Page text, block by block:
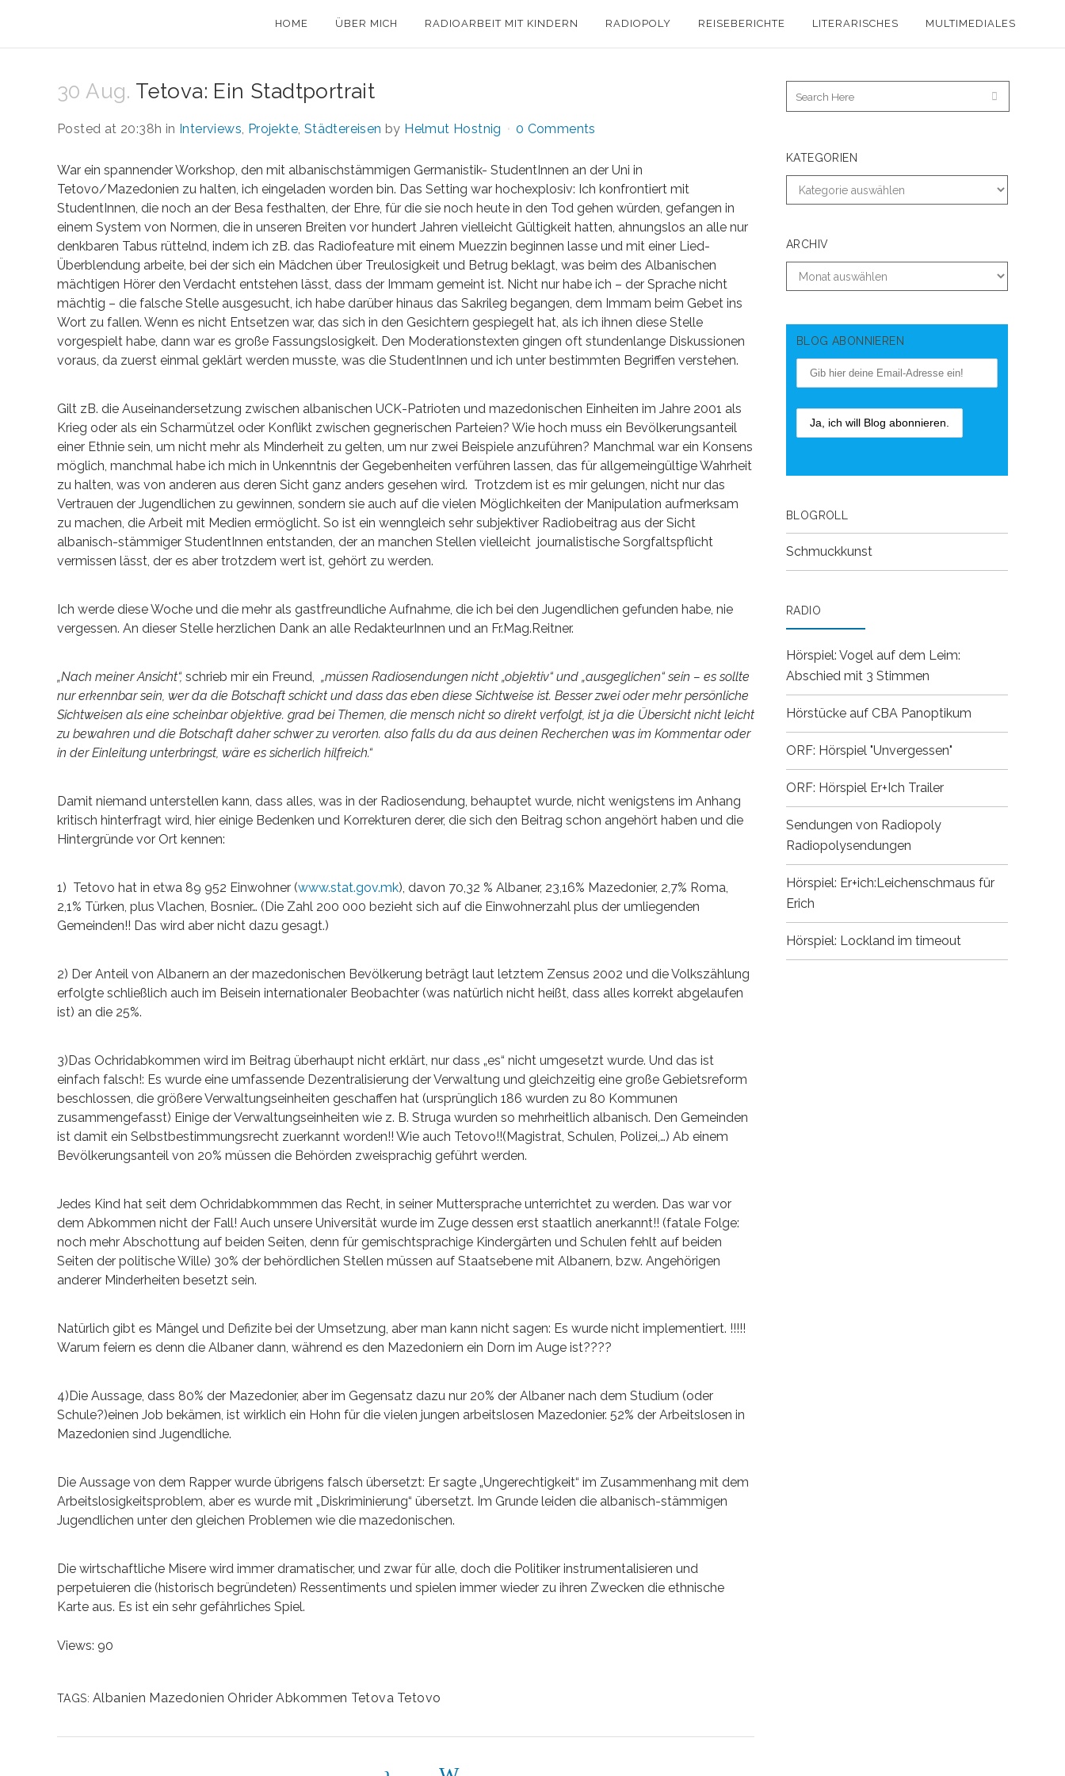
HOME ÜBER MICH RADIOARBEIT MIT KINDERN RADIOPOLY REISEBERICHTE LITERARISCHES MULTIMEDIALES
30 Aug. Tetova: Ein Stadtportrait
Posted at 20:38h in Interviews, Projekte, Städtereisen by Helmut Hostnig 0 Comments
War ein spannender Workshop, den mit albanischstämmigen Germanistik- StudentInnen an der Uni in
Tetovo/Mazedonien zu halten, ich eingeladen worden bin. Das Setting war hochexplosiv: Ich konfrontiert mit
StudentInnen, die noch an der Besa festhalten, der Ehre, für die sie noch heute in den Tod gehen würden, gefangen in
einem System von Normen, die in unseren Breiten vor hundert Jahren vielleicht Gültigkeit hatten, ahnungslos an alle nur
denkbaren Tabus rüttelnd, indem ich zB. das Radiofeature mit einem Muezzin beginnen lasse und mit einer Lied-
Überblendung arbeite, bei der sich ein Mädchen über Treulosigkeit und Betrug beklagt, was beim des Albanischen
mächtigen Hörer den Verdacht entstehen lässt, dass der Immam gemeint ist. Nicht nur habe ich – der Sprache nicht
mächtig – die falsche Stelle ausgesucht, ich habe darüber hinaus das Sakrileg begangen, dem Immam beim Gebet ins
Wort zu fallen. Wenn es nicht Entsetzen war, das sich in den Gesichtern gespiegelt hat, als ich ihnen diese Stelle
vorgespielt habe, dann war es große Fassungslosigkeit. Den Moderationstexten gingen oft stundenlange Diskussionen
voraus, da zuerst einmal geklärt werden musste, was die StudentInnen und ich unter bestimmten Begriffen verstehen.
Gilt zB. die Auseinandersetzung zwischen albanischen UCK-Patrioten und mazedonischen Einheiten im Jahre 2001 als
Krieg oder als ein Scharmützel oder Konflikt zwischen gegnerischen Parteien? Wie hoch muss ein Bevölkerungsanteil
einer Ethnie sein, um nicht mehr als Minderheit zu gelten, um nur zwei Beispiele anzuführen? Manchmal war ein Konsens
möglich, manchmal habe ich mich in Unkenntnis der Gegebenheiten verführen lassen, das für allgemeingültige Wahrheit
zu halten, was von anderen aus deren Sicht ganz anders gesehen wird. Trotzdem ist es mir gelungen, nicht nur das
Vertrauen der Jugendlichen zu gewinnen, sondern sie auch auf die vielen Möglichkeiten der Manipulation aufmerksam
zu machen, die Arbeit mit Medien ermöglicht. So ist ein wenngleich sehr subjektiver Radiobeitrag aus der Sicht
albanisch-stämmiger StudentInnen entstanden, der an manchen Stellen vielleicht journalistische Sorgfaltspflicht
vermissen lässt, der es aber trotzdem wert ist, gehört zu werden.
Ich werde diese Woche und die mehr als gastfreundliche Aufnahme, die ich bei den Jugendlichen gefunden habe, nie
vergessen. An dieser Stelle herzlichen Dank an alle RedakteurInnen und an Fr.Mag.Reitner.
„Nach meiner Ansicht“, schrieb mir ein Freund, „müssen Radiosendungen nicht „objektiv“ und „ausgeglichen“ sein – es sollte
nur erkennbar sein, wer da die Botschaft schickt und dass das eben diese Sichtweise ist. Besser zwei oder mehr persönliche
Sichtweisen als eine scheinbar objektive. grad bei Themen, die mensch nicht so direkt verfolgt, ist ja die Übersicht nicht leicht
zu bewahren und die Botschaft daher schwer zu verorten. also falls du da aus deinen Recherchen was im Kommentar oder
in der Einleitung unterbringst, wäre es sicherlich hilfreich.“
Damit niemand unterstellen kann, dass alles, was in der Radiosendung, behauptet wurde, nicht wenigstens im Anhang
kritisch hinterfragt wird, hier einige Bedenken und Korrekturen derer, die sich den Beitrag schon angehört haben und die
Hintergründe vor Ort kennen:
1) Tetovo hat in etwa 89 952 Einwohner (www.stat.gov.mk), davon 70,32 % Albaner, 23,16% Mazedonier, 2,7% Roma,
2,1% Türken, plus Vlachen, Bosnier… (Die Zahl 200 000 bezieht sich auf die Einwohnerzahl plus der umliegenden
Gemeinden!! Das wird aber nicht dazu gesagt.)
2) Der Anteil von Albanern an der mazedonischen Bevölkerung beträgt laut letztem Zensus 2002 und die Volkszählung
erfolgte schließlich auch im Beisein internationaler Beobachter (was natürlich nicht heißt, dass alles korrekt abgelaufen
ist) an die 25%.
3)Das Ochridabkommen wird im Beitrag überhaupt nicht erklärt, nur dass „es“ nicht umgesetzt wurde. Und das ist
einfach falsch!: Es wurde eine umfassende Dezentralisierung der Verwaltung und gleichzeitig eine große Gebietsreform
beschlossen, die größere Verwaltungseinheiten geschaffen hat (ursprünglich 186 wurden zu 80 Kommunen
zusammengefasst) Einige der Verwaltungseinheiten wie z. B. Struga wurden so mehrheitlich albanisch. Den Gemeinden
ist damit ein Selbstbestimmungsrecht zuerkannt worden!! Wie auch Tetovo!!(Magistrat, Schulen, Polizei,…) Ab einem
Bevölkerungsanteil von 20% müssen die Behörden zweisprachig geführt werden.
Jedes Kind hat seit dem Ochridabkommmen das Recht, in seiner Muttersprache unterrichtet zu werden. Das war vor
dem Abkommen nicht der Fall! Auch unsere Universität wurde im Zuge dessen erst staatlich anerkannt!! (fatale Folge:
noch mehr Abschottung auf beiden Seiten, denn für gemischtsprachige Kindergärten und Schulen fehlt auf beiden
Seiten der politische Wille) 30% der behördlichen Stellen müssen auf Staatsebene mit Albanern, bzw. Angehörigen
anderer Minderheiten besetzt sein.
Natürlich gibt es Mängel und Defizite bei der Umsetzung, aber man kann nicht sagen: Es wurde nicht implementiert. !!!!!
Warum feiern es denn die Albaner dann, während es den Mazedoniern ein Dorn im Auge ist????
4)Die Aussage, dass 80% der Mazedonier, aber im Gegensatz dazu nur 20% der Albaner nach dem Studium (oder
Schule?)einen Job bekämen, ist wirklich ein Hohn für die vielen jungen arbeitslosen Mazedonier. 52% der Arbeitslosen in
Mazedonien sind Jugendliche.
Die Aussage von dem Rapper wurde übrigens falsch übersetzt: Er sagte „Ungerechtigkeit“ im Zusammenhang mit dem
Arbeitslosigkeitsproblem, aber es wurde mit „Diskriminierung“ übersetzt. Im Grunde leiden die albanisch-stämmigen
Jugendlichen unter den gleichen Problemen wie die mazedonischen.
Die wirtschaftliche Misere wird immer dramatischer, und zwar für alle, doch die Politiker instrumentalisieren und
perpetuieren die (historisch begründeten) Ressentiments und spielen immer wieder zu ihren Zwecken die ethnische
Karte aus. Es ist ein sehr gefährliches Spiel.
Views: 90
TAGS: Albanien Mazedonien Ohrider Abkommen Tetova Tetovo
KATEGORIEN
ARCHIV
BLOG ABONNIEREN
BLOGROLL
Schmuckkunst
RADIO
Hörspiel: Vogel auf dem Leim:
Abschied mit 3 Stimmen
Hörstücke auf CBA Panoptikum
ORF: Hörspiel "Unvergessen"
ORF: Hörspiel Er+Ich Trailer
Sendungen von Radiopoly
Radiopolysendungen
Hörspiel: Er+ich:Leichenschmaus für
Erich
Hörspiel: Lockland im timeout